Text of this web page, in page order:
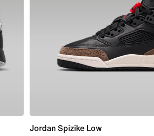
Jordan Spizike Low